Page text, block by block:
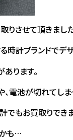
りさせて頂きまし
計ブランドでデザ
ります。
電池が切れてし
でもお買取りでき
も…